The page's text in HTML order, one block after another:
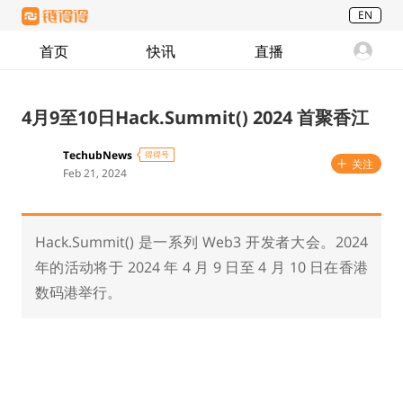
EN
首页 快讯 直播
4月9至10日Hack.Summit() 2024 首聚香江
TechubNews 得得号
Feb 21, 2024
关注
Hack.Summit() 是一系列 Web3 开发者大会。2024
年的活动将于 2024 年 4 月 9 日至 4 月 10 日在香港
数码港举行。